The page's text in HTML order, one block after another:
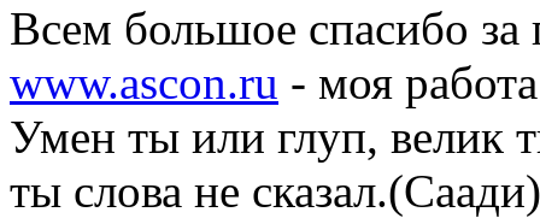
Всем большое спасибо за
www.ascon.ru - моя работа
Умен ты или глуп, велик
ты слова не сказал.(Саади)